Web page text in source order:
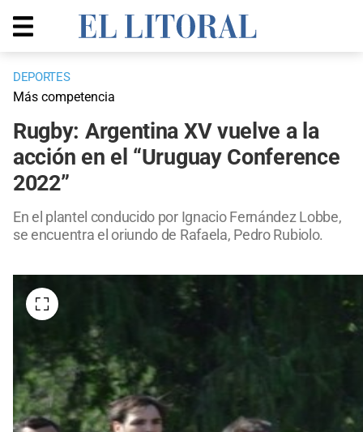
DEPORTES
Más competencia
Rugby: Argentina XV vuelve a la
acción en el “Uruguay Conference
2022”
En el plantel conducido por Ignacio Fernández Lobbe,
se encuentra el oriundo de Rafaela, Pedro Rubiolo.